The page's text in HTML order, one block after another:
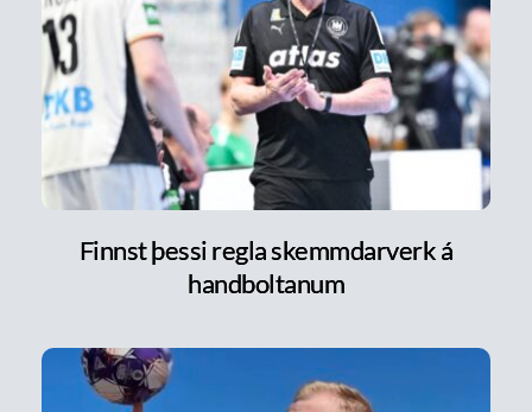
Finnst þessi regla skemmdarverk á
handboltanum